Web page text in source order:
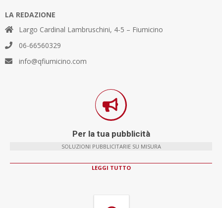
LA REDAZIONE
Largo Cardinal Lambruschini, 4-5 – Fiumicino
06-66560329
info@qfiumicino.com
Per la tua pubblicità
SOLUZIONI PUBBLICITARIE SU MISURA
LEGGI TUTTO